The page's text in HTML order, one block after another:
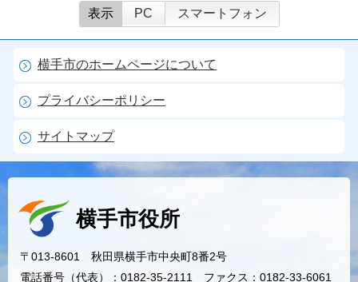
表示 PC スマートフォン
横手市のホームページについて
プライバシーポリシー
サイトマップ
横手市役所
〒013-8601 秋田県横手市中央町8番2号
電話番号（代表）：0182-35-2111 ファクス：0182-33-6061